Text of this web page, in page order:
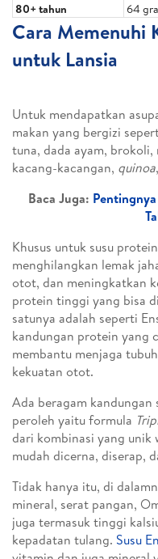
80+ tahun
64
Cara Memenuhi
untuk Lansia
Untuk mendapatkan
makan yang bergizi
tuna, dada ayam, brokoli,
kacang-kacangan, quinoa
Baca Juga:
Khusus untuk susu
menghilangkan lemak
otot, dan meningkatkan
protein tinggi yang bisa
satunya adalah seperti
kandungan protein yang
membantu menjaga
kekuatan otot.
Ada beragam kandungan
peroleh yaitu formula
dari kombinasi yang unik
mudah dicerna, diserap,
Tidak hanya itu, di
mineral, serat pangan,
juga termasuk tinggi
kepadatan tulang. Susu